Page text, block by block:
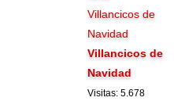
Villancicos de
Navidad
Villancicos de
Navidad
Visitas: 5.678